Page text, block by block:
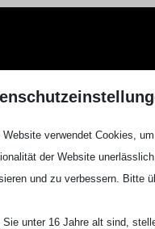
Website verwendet Cookies,
der Website
und zu verbessern. Bitte
Sie unter 16 Jahre alt sind,